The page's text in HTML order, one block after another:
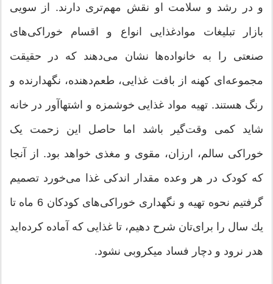
و در رشد و سلامت او نقش مهم‌تری دارند. از سویی
بازار تبلیغات موادغذایی انواع و اقسام خوراکی‌های
صنعتی را به خانواده‌ها نشان می‌دهند که در حقیقت
مجموعه‌ای کهنه از بافت غذایی، طعم‌دهنده، نگهدارنده و
رنگ هستند. تهیه مواد غذایی خوشمزه و اشتهاآور در خانه
شاید کمی وقت‌گیر باشد اما حاصل این زحمت یک
خوراکی سالم، ارزان، مقوی و مغذی خواهد بود. از آنجا
که کودک در هر وعده مقدار اندکی غذا می‌خورد تصمیم
گرفتیم نحوه تهیه و نگهداری خوراکی‌های کودکان 6 ماه تا
یك سال را برای‌تان شرح دهیم، تا غذایی که آماده کرده‌اید
هدر نرود و دچار فساد میکروبی نشود.